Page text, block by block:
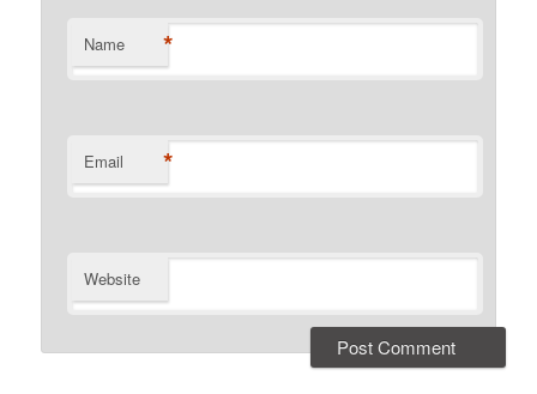
Name *
Email *
Website